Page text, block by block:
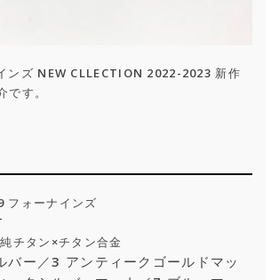
ンズ NEW CLLECTION 2022-2023 新作
です。
フォーナインズ
チタン×チタン合金
バー／3 アンティークゴールドマッ